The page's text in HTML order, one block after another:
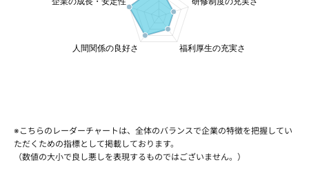
※こちらのレーダーチャートは、全体のバランスで企業の特徴を把握してい
ただくための指標として掲載しております。
（数値の大小で良し悪しを表現するものではございません。）